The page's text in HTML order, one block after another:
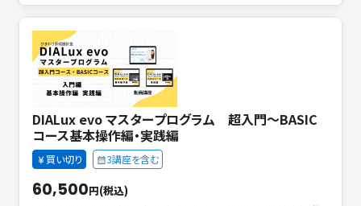
プルプロジェクトを通して実践的な操作を学ぶコースです。 D
IALux evoの基本操作から実務レベルのスキルまで、ステップ
形式で効率よく学べます。 オブジェクト・照明器具の配置と編
集、CAD図面の取り込み、配光データの活用、照度計算の検証
など、現場で役立つ基本操作を網羅。 講座は4時間以上のボリ
ュームで構成。（基本操作編+実践編） １レクチャーは短く編集
してあり、スキマ時間に効率よく学べて、リアルセミナーと違い
何度でも繰り返し視聴できるので、理解が深まりやすく、自分
のペースで着実にスキルが身につきます。
DIALux evo マスタープログラム 超入門～BASIC
コース基本操作編・実践編
買い切り 3講座を含む
60,500円(税込)